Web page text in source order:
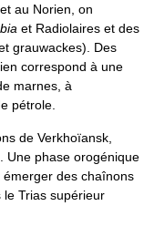
au Norien, on
et Radiolaires et des
grauwackes). Des
correspond à une
marnes, à
pétrole.
de Verkhoïansk,
Une phase orogénique
des chaînons
Trias supérieur